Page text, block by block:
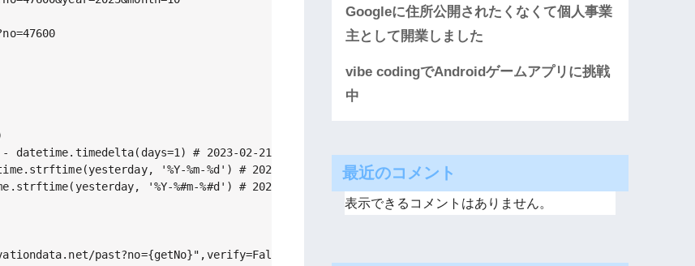
datetime.timedelta(days=1) # 2023-02-21 11:01:59.856959+09:00
'%Y-%m-%d') # 2023-02-21
'%Y-%#m-%#d') # 2023-2-21 %#m-%#dで0埋めしない。
past?no={getNo}",verify=False)
Googleに住所公開されたくなくて個人事業
主として開業しました
vibe codingでAndroidゲームアプリに挑戦
中
最近のコメント
表示できるコメントはありません。